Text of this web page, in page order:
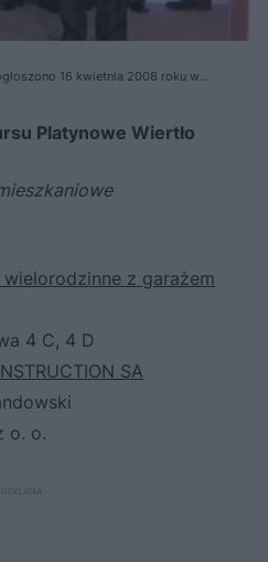
16 kwietnia 2008 roku w
Platynowe Wiertło
z garażem
4 C, 4 D
SA
o. o.